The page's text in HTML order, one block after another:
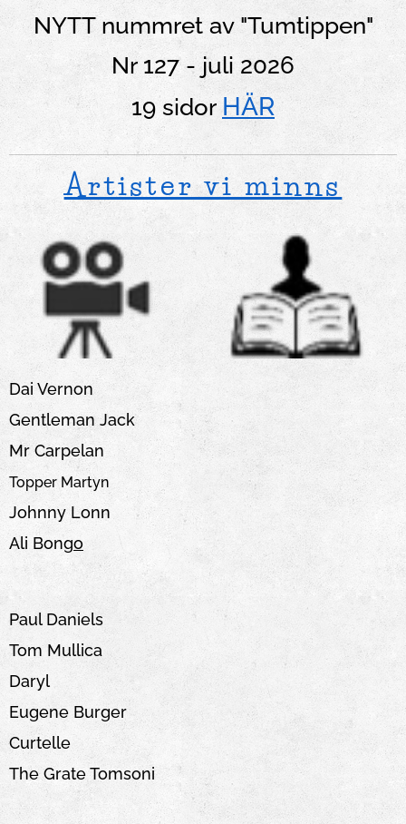
NYTT nummret av "Tumtippen"
Nr 127 - juli 2026
19 sidor HÄR
Artister vi minns
Dai Vernon
Gentleman Jack
Mr Carpelan
Topper Martyn
Johnny Lonn
Ali Bongo
Paul Daniels
Tom Mullica
Daryl
Eugene Burger
Curtelle
The Grate Tomsoni